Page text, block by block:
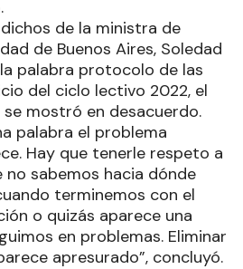
de la ministra de
de Buenos Aires, Soledad
palabra protocolo de las
del ciclo lectivo 2022, el
mostró en desacuerdo.
palabra el problema
Hay que tenerle respeto a
no sabemos hacia dónde
terminemos con el
o quizás aparece una
en problemas. Eliminar
apresurado”, concluyó.